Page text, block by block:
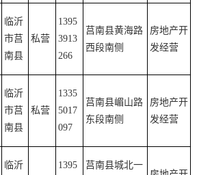
临沂
市莒
南县
私营
1395
3913
266
莒南县黄海路
西段南侧
房地产开
发经营
临沂
市莒
南县
私营
1335
5017
097
莒南县嵋山路
东段南侧
房地产开
发经营
临沂 1395
莒南县城北一